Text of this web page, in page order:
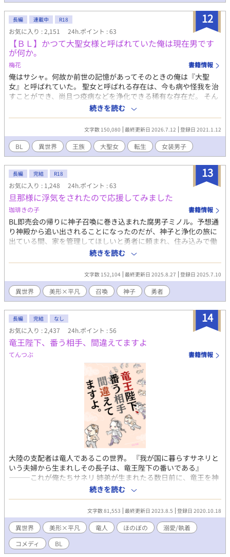
12
長編 連載中 R18
お気に入り : 2,151 24h.ポイント : 63
【ＢＬ】かつて大聖女様と呼ばれていた俺は現在男です
が何か。
梅花 書籍情報
俺はサシャ。何故か前世の記憶があってそのときの俺は『大聖
女』と呼ばれていた。 聖女と呼ばれる存在は、今も病や怪我を治
すことができ、尚且つ疫病などを浄化できる稀有な存在だ。 そん
な俺は過去の記憶と能力を持って産まれてきた。 その大聖女は俺
の過去。 でも、今の俺って男なんだけど。 男が聖女？ 聖女なんか
やりたくないし、そもそも神殿のやることは昔から嫌いなんだ
よ！ 神殿に囚われていた俺を救ってくれたのは、騎士団長のミゲ
ル様。 そんなミゲル様を好きにならない訳が無い？
続きを読む
文字数 150,080 最終更新日 2026.7.12 登録日 2021.1.12
BL 異世界 王族 大聖女 転生 女装男子
13
長編 完結 R18
お気に入り : 1,248 24h.ポイント : 63
旦那様に浮気をされたので応援してみました
珈琲きの子 書籍情報
BL即売会の帰りに神子召喚に巻き込まれた腐男子ミノル。予想通
り神殿から追い出されることになったのだが、神子と浄化の旅に
出ている間、家を管理してほしいと勇者に頼まれ、住み込みで働
くことに。そしてミノルは自身の持つ「コピー」能力で、勇者×
神子の同人誌をつくり生計を立てるようになる。 勇者と会えるの
は年に一度だったが心を砕いてくれる彼に恋をしてしまう。 ミノ
ルが召喚されてからおよそ五年、浄化の旅を終えて勇者が帰って
くる。ミノルは家から出て行かなければならないと考えていた
が、帰還した勇者からプロポーズを受け、即結婚。幸せを噛みし
めていた。 だが初夜はなく、キスは頬のみで性的な接触もない。
不安に思っていた矢先、勇者が神子ととても仲が良いことを知
る。そして夜会や舞踏会でも、貴族たちから勇者と神子が結婚す
ればよかったのにと暗に言われる始末。 大事にされて穏やかな新
婚生活を送れてはいるのだが、不安は募るばかりで―― 勇者×巻
き込まれた一般人のすれ違いラブストーリー。 他サイトでも投稿
しています。 元のタイトル『嫉妬されないからと浮気をされたの
続きを読む
文字数 152,104 最終更新日 2025.8.27 登録日 2025.7.10
異世界 美形×平凡 召喚 神子 勇者
14
長編 完結 なし
お気に入り : 2,437 24h.ポイント : 56
竜王陛下、番う相手、間違えてますよ
てんつぶ 書籍情報
大陸の支配者は竜人であるこの世界。 『我が国に暮らすサネリと
いう夫婦から生まれしその長子は、竜王陛下の番いである』
―――これが俺たちサネリ 姉弟が生まれたる数日前に、竜王を神
と抱く神殿から発表されたお触れだ。 俺の双子の姉、ナージュは
生まれる瞬間から竜王妃決定。すなわち勝ち組人生決定。 弟の
俺はいつかかわいい奥さんをもらう日を夢みて、平凡な毎日を過
ごしていた。 姉の嫁入りである18歳の誕生日、何故か俺のもと
に竜王陛下がやってきた！？ 王道ストーリー。竜王×凡
人。 20230805 完結しましたので全て公開していきます。
続きを読む
文字数 81,553 最終更新日 2023.8.5 登録日 2020.10.18
異世界 美形×平凡 竜人 ほのぼの
溺愛/執着
コメディ
BL